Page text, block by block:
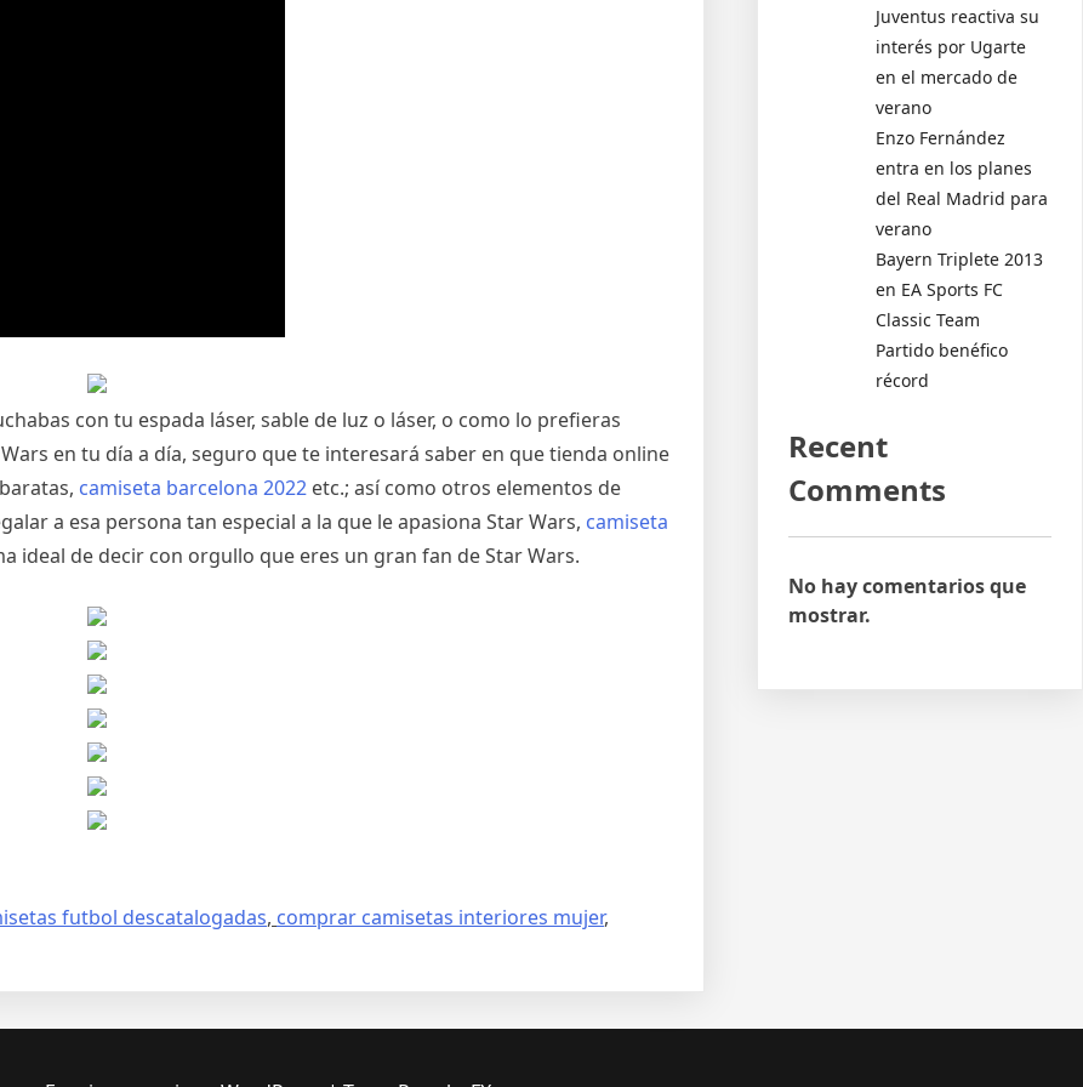
con tu espada láser, sable de luz o láser, o como lo prefieras
en tu día a día, seguro que te interesará saber en que tienda online
camiseta barcelona 2022 etc.; así como otros elementos de
a esa persona tan especial a la que le apasiona Star Wars, camiseta
ideal de decir con orgullo que eres un gran fan de Star Wars.
futbol descatalogadas, comprar camisetas interiores mujer,
Juventus reactiva su
interés por Ugarte
en el mercado de
verano
Enzo Fernández
entra en los planes
del Real Madrid para
verano
Bayern Triplete 2013
en EA Sports FC
Classic Team
Partido benéfico
récord
Recent
Comments
No hay comentarios que
mostrar.